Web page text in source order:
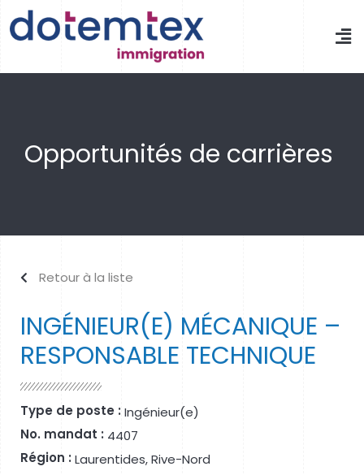
Opportunités de carrières
Retour à la liste
INGÉNIEUR(E) MÉCANIQUE –
RESPONSABLE TECHNIQUE
Type de poste : Ingénieur(e)
No. mandat : 4407
Région : Laurentides, Rive-Nord